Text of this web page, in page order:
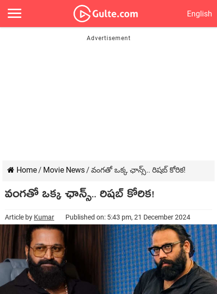
English
Home/ Movie News/ వంగతో ఒక్క ఛాన్స్.. రిషబ్ కోరిక!
వంగతో ఒక్క ఛాన్స్.. రిషబ్ కోరిక!
Article by Kumar Published on: 5:43 pm, 21 December 2024